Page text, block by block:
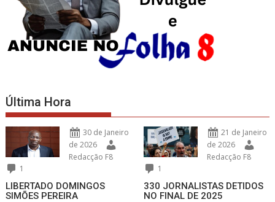
Última Hora
30 de Janeiro
de 2026
Redacção F8
1
LIBERTADO DOMINGOS
SIMÕES PEREIRA
21 de Janeiro
de 2026
Redacção F8
1
330 JORNALISTAS DETIDOS
NO FINAL DE 2025